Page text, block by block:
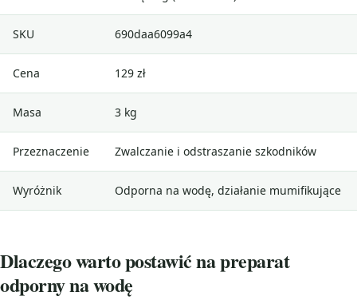
SKU 690daa6099a4
Cena 129 zł
Masa 3 kg
Przeznaczenie Zwalczanie i odstraszanie szkodników
Wyróżnik Odporna na wodę, działanie mumifikujące
Dlaczego warto postawić na preparat
odporny na wodę